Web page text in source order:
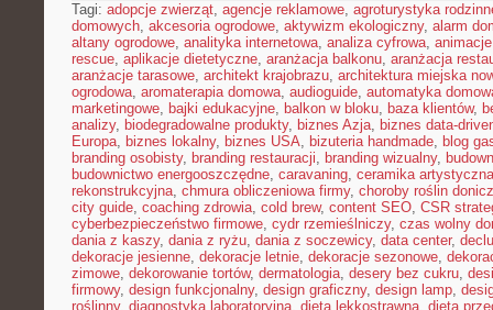
Tagi: adopcje zwierząt, agencje reklamowe, agroturystyka
domowych, akcesoria ogrodowe, aktywizm ekologiczny, alarm
altany ogrodowe, analityka internetowa, analiza cyfrowa,
rescue, aplikacje dietetyczne, aranżacja balkonu, aranżacja
aranżacje tarasowe, architekt krajobrazu, architektura miejska
ogrodowa, aromaterapia domowa, audioguide, automatyka
marketingowe, bajki edukacyjne, balkon w bloku, baza klientów,
analizy, biodegradowalne produkty, biznes Azja, biznes data-
Europa, biznes lokalny, biznes USA, bizuteria handmade, blog
branding osobisty, branding restauracji, branding wizualny,
budownictwo energooszczędne, caravaning, ceramika artystyczna
rekonstrukcyjna, chmura obliczeniowa firmy, choroby roślin
city guide, coaching zdrowia, cold brew, content SEO, CSR
cyberbezpieczeństwo firmowe, cydr rzemieślniczy, czas wolny
dania z kaszy, dania z ryżu, dania z soczewicy, data center,
dekoracje jesienne, dekoracje letnie, dekoracje sezonowe,
zimowe, dekorowanie tortów, dermatologia, desery bez cukru,
firmowy, design funkcjonalny, design graficzny, design lamp,
roślinny, diagnostyka laboratoryjna, dieta lekkostrawna, dieta